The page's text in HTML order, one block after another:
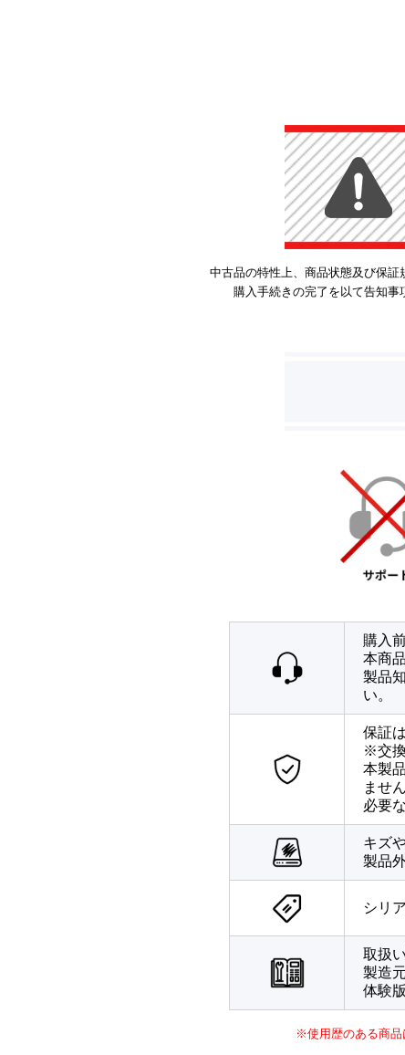
中古品の特性上、商品状態及び保証
購入手続きの完了を以て告知事
購入
本商
製品
い。
保証
※交換
本製
ません
必要
キズ
製品
シリ
取扱
製造
体験
※使用歴のある商品